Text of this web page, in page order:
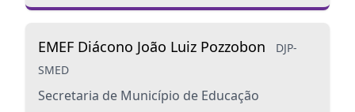
EMEF Diácono João Luiz Pozzobon
DJP-
SMED
Secretaria de Município de Educação